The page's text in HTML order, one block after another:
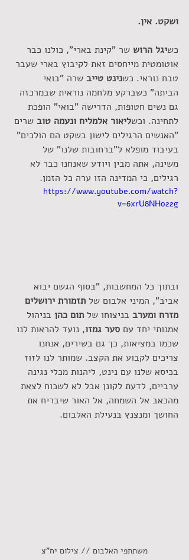
ושקט. אין.
כשיגל הרוש שר "קינת בארי", כולנו כבר
אוטומטית מייחסים זאת לקיבוץ בארי שעבר
טבח נוראי. כשנינט טייב שרה "בואי
הביתה" כשברקע מלחמה נוראית שבמרכזה
גם נשים חטופות, הדרישה "בואי" הופכת
לתחינה. וכשליאור אלמליח ונעמה טוב שרים
"האנשים הרגילים לישון בשקט הם הולכים"
בעיבוד מופלא ל"ברחובות שלנו" של
משינה, אתה מבין ויודע שאנחנו כבר לא
רגילים, כי המדינה הזו ערה כל הזמן.
https://www.youtube.com/watch?
v=6xrU8NHo22g
ובתוך כל המחשבות, "בסוף הגשם יבוא
אביב", המיני אלבום של תזמורת ירושלים
מזרח ומערב בניצוחו של תום כהן בניהול
אמנותי יחד עם סער גמזו, נועד להראות לנו
שכמו במציאות, כך גם בשירים, אנחנו
צריכים לקבוע את הקצב. שמותר לנו לזוז
בכיסא שלנו עם נינט, ליהנות מכלי נגינה
ערביים, לדעת לקונן אבל לא לשכוח לצאת
מהכאב אל השמחה, אל האור שיבריח את
החושך ומנצנץ בנעילת האלבום.
משתתפי האלבום // צילום יח"צ